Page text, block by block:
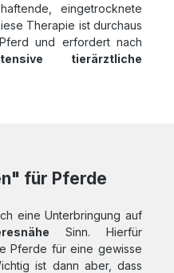
eingetrocknete
Therapie ist durchaus
und erfordert nach
tierärztliche
für Pferde
eine Unterbringung auf
Sinn. Hierfür
Pferde für eine gewisse
ist dann aber, dass